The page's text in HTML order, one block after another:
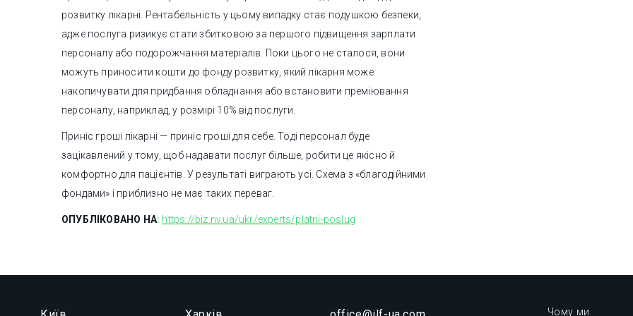
розвитку лікарні. Рентабельність у цьому випадку стає подушкою безпеки,
адже послуга ризикує стати збитковою за першого підвищення зарплати
персоналу або подорожчання матеріалів. Поки цього не сталося, вони
можуть приносити кошти до фонду розвитку, який лікарня може
накопичувати для придбання обладнання або встановити преміювання
персоналу, наприклад, у розмірі 10% від послуги.
Приніс гроші лікарні — приніс гроші для себе. Тоді персонал буде
зацікавлений у тому, щоб надавати послуг більше, робити це якісно й
комфортно для пацієнтів. У результаті виграють усі. Схема з «благодійними
фондами» і приблизно не має таких переваг.
ОПУБЛІКОВАНО НА: https://biz.nv.ua/ukr/experts/platni-poslug
Чому ми